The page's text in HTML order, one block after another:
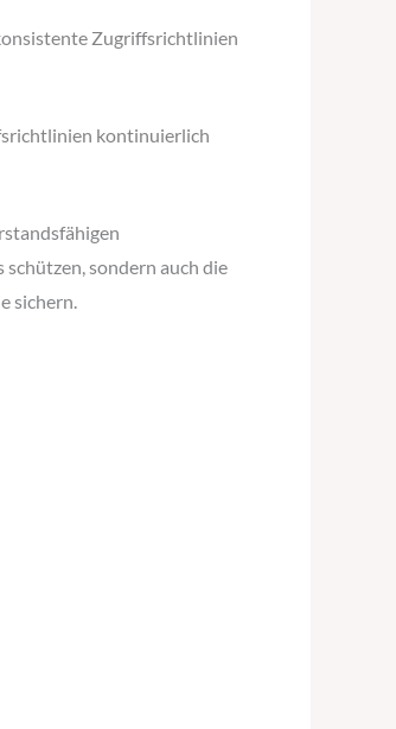
Zugriffsrichtlinien
kontinuierlich
sondern auch die
sichern.